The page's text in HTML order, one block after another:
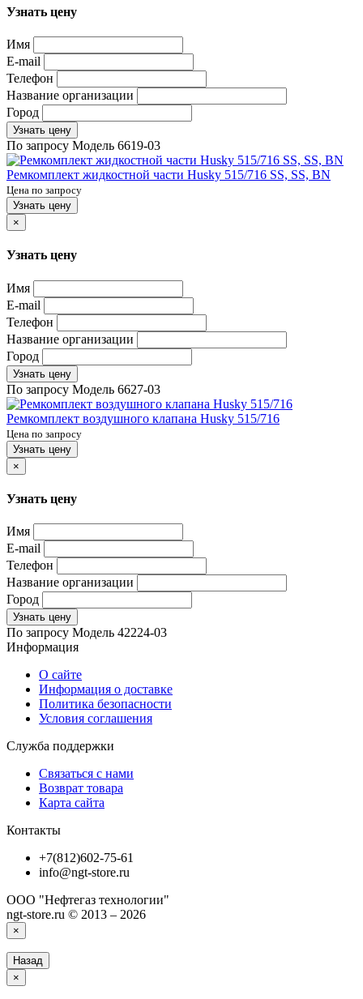
Узнать цену
Имя
E-mail
Телефон
Название организации
Город
Узнать цену
По запросу Модель 6619-03
Ремкомплект жидкостной части Husky 515/716 SS, SS, BN
Цена по запросу
Узнать цену
×
Узнать цену
Имя
E-mail
Телефон
Название организации
Город
Узнать цену
По запросу Модель 6627-03
Ремкомплект воздушного клапана Husky 515/716
Цена по запросу
Узнать цену
×
Узнать цену
Имя
E-mail
Телефон
Название организации
Город
Узнать цену
По запросу Модель 42224-03
Информация
О сайте
Информация о доставке
Политика безопасности
Условия соглашения
Служба поддержки
Связаться с нами
Возврат товара
Карта сайта
Контакты
+7(812)602-75-61
info@ngt-store.ru
ООО "Нефтегаз технологии"
ngt-store.ru © 2013 – 2026
×
Назад
×